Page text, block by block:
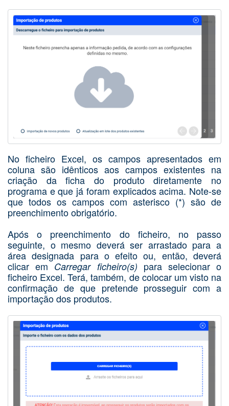
No ficheiro Excel, os campos apresentados em
coluna são idênticos aos campos existentes na
criação da ficha do produto diretamente no
programa e que já foram explicados acima. Note-se
que todos os campos com asterisco (*) são de
preenchimento obrigatório.
Após o preenchimento do ficheiro, no passo
seguinte, o mesmo deverá ser arrastado para a
área designada para o efeito ou, então, deverá
clicar em Carregar ficheiro(s) para selecionar o
ficheiro Excel. Terá, também, de colocar um visto na
confirmação de que pretende prosseguir com a
importação dos produtos.